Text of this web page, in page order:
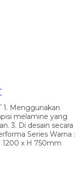
1. Menggunakan
melamine yang
3. Di desain secara
Series Warna :
1200 x H 750mm